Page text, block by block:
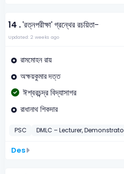
14 .'রত্নপরীক্ষা' গ্রন্থের রচয়িতা-
Updated: 2 weeks ago
রামমোহন রায়
অক্ষয়কুমার দত্ত
ঈশ্বরচন্দ্র বিদ্যাসাগর
রাধানাথ শিকদার
PSC DMLC – Lecturer,
Des